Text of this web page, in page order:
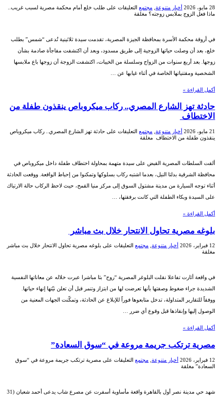
28 مايو، 2026 أخبار متنوعة مجتمع التعليقات على طلب خلع أمام محكمة مصرية لسبب غريب..
ماذا فعل الزوج بملابس زوجته؟ مغلقة
في أروقة محكمة الأسرة بمحافظة الجيزة المصرية، تقدمت سيدة ثلاثينية تُدعى “شمس” بطلب
خلع، بعد أن وصلت حياتها الزوجية إلى طريق مسدود، وبعد أن اكتشفت مفاجأة صادمة بشأن
زوجها. بعد أربع سنوات من الزواج وسلسلة من الخيبات، اكتشفت الزوجة أن زوجها باع ملابسها
الشخصية ومقتنياتها الخاصة في أثناء غيابها عن …
أكمل القراءة »
حادثة تهز الشارع المصري.. ركاب ميكروباص ينقذون طفلة من
الاختطاف
21 مايو، 2026 أخبار متنوعة مجتمع التعليقات على حادثة تهز الشارع المصري.. ركاب ميكروباص
ينقذون طفلة من الاختطاف مغلقة
ألقت السلطات المصرية القبض على سيدة متهمة بمحاولة اختطاف طفلة داخل ميكروباص في
محافظة الشرقية بدلتا النيل، بعدما اشتبه ركاب بسلوكها وتمكنوا من إحباط الواقعة. ووقعت الحادثة
أثناء توجه السيارة من مدينة مشتول السوق إلى مركز منيا القمح، حيث لاحظ الركاب حالة الارتباك
على السيدة وبكاء الطفلة التي كانت برفقتها، …
أكمل القراءة »
بلوغه مصرية تحاول الانتحار خلال بث مباشر
12 فبراير، 2026 أخبار متنوعة مجتمع التعليقات على بلوغه مصرية تحاول الانتحار خلال بث مباشر
مغلقة
في واقعة أثارت تفاعلا نقلت البلوغر المصرية “روح” بثا مباشرا عبرت خلاله عن معاناتها النفسية
الشديدة جراء ضغوط وصفتها بأنها تعرضت لها من ابتزاز وتنمر قبل أن تعلن نيّتها إنهاء حياتها.
ووفقاً للتقارير المتداولة، تدخل متابعوها فوراً للإبلاغ عن الحادثة، وتمكّنت الجهات المعنية من
الوصول إليها وإنقاذها قبل وقوع أي ضرر …
أكمل القراءة »
مصرية ترتكب جريمة مروعة في “سوق السعادة”
12 فبراير، 2026 أخبار متنوعة مجتمع التعليقات على مصرية ترتكب جريمة مروعة في “سوق
السعادة” مغلقة
شهد حي مدينة نصر أول بالقاهرة واقعة مأساوية أسفرت عن مصرع شاب يدعى أحمد شعبان (31